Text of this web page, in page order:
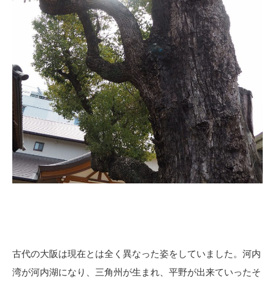
古代の大阪は現在とは全く異なった姿をしていました。河内
湾が河内湖になり、三角州が生まれ、平野が出来ていったそ